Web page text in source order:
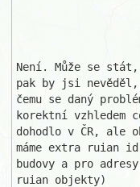
Není. Může se stát,
pak by jsi
čemu se daný
korektní vzhledem
dohodlo v ČR, ale
máme extra ruian
budovy a pro
ruian objekty)